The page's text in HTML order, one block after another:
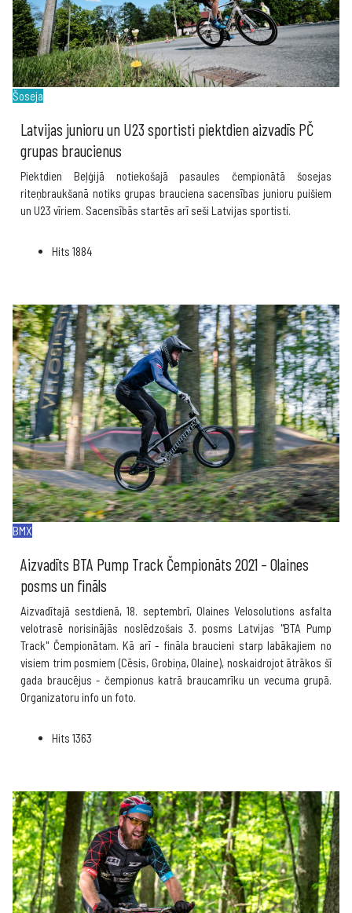
Šoseja
Latvijas junioru un U23 sportisti piektdien aizvadīs PČ
grupas braucienus
Piektdien Beļģijā notiekošajā pasaules čempionātā šosejas
riteņbraukšanā notiks grupas brauciena sacensības junioru puišiem
un U23 vīriem. Sacensībās startēs arī seši Latvijas sportisti.
Hits 1884
BMX
Aizvadīts BTA Pump Track Čempionāts 2021 – Olaines
posms un fināls
Aizvadītajā sestdienā, 18. septembrī, Olaines Velosolutions asfalta
velotrasē norisinājās noslēdzošais 3. posms Latvijas "BTA Pump
Track" Čempionātam. Kā arī - fināla braucieni starp labākajiem no
visiem trim posmiem (Cēsis, Grobiņa, Olaine), noskaidrojot ātrākos šī
gada braucējus - čempionus katrā braucamrīku un vecuma grupā.
Organizatoru info un foto.
Hits 1363